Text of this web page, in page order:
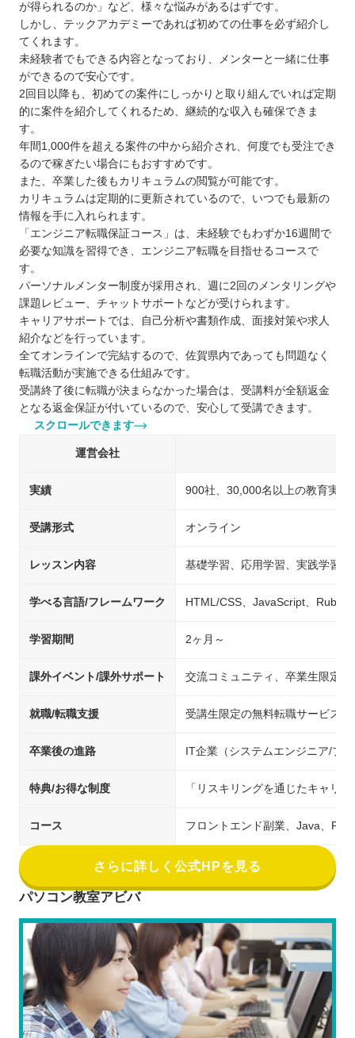
が得られるのか」など、様々な悩みがあるはずです。
しかし、テックアカデミーであれば初めての仕事を必ず紹介し
てくれます。
未経験者でもできる内容となっており、メンターと一緒に仕事
ができるので安心です。
2回目以降も、初めての案件にしっかりと取り組んでいれば定期
的に案件を紹介してくれるため、継続的な収入も確保できま
す。
年間1,000件を超える案件の中から紹介され、何度でも受注でき
るので稼ぎたい場合にもおすすめです。
また、卒業した後もカリキュラムの閲覧が可能です。
カリキュラムは定期的に更新されているので、いつでも最新の
情報を手に入れられます。
「エンジニア転職保証コース」は、未経験でもわずか16週間で
必要な知識を習得でき、エンジニア転職を目指せるコースで
す。
パーソナルメンター制度が採用され、週に2回のメンタリングや
課題レビュー、チャットサポートなどが受けられます。
キャリアサポートでは、自己分析や書類作成、面接対策や求人
紹介などを行っています。
全てオンラインで完結するので、佐賀県内であっても問題なく
転職活動が実施できる仕組みです。
受講終了後に転職が決まらなかった場合は、受講料が全額返金
となる返金保証が付いているので、安心して受講できます。
スクロールできます
運営会社
実績 900社、30,000名以上の教育実績
受講形式 オンライン
レッスン内容 基礎学習、応用学習、実践学習
学べる言語/フレームワーク HTML/CSS、JavaScript、Ruby
学習期間 2ヶ月～
課外イベント/課外サポート 交流コミュニティ、卒業生限定コ
就職/転職支援 受講生限定の無料転職サービス
卒業後の進路 IT企業（システムエンジニア/プ
特典/お得な制度 「リスキリングを通じたキャリ
コース フロントエンド副業、Java、
さらに詳しく公式HPを見る
パソコン教室アビバ